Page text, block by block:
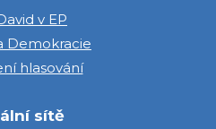
v EP
Demokracie
hlasování
sítě